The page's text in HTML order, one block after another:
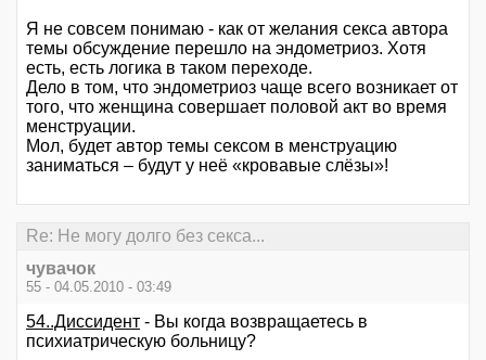
Я не совсем понимаю - как от желания секса автора
темы обсуждение перешло на эндометриоз. Хотя
есть, есть логика в таком переходе.
Дело в том, что эндометриоз чаще всего возникает от
того, что женщина совершает половой акт во время
менструации.
Мол, будет автор темы сексом в менструацию
заниматься – будут у неё «кровавые слёзы»!
Re: Не могу долго без секса...
чувачок
55 - 04.05.2010 - 03:49
54..Диссидент - Вы когда возвращаетесь в
психиатрическую больницу?